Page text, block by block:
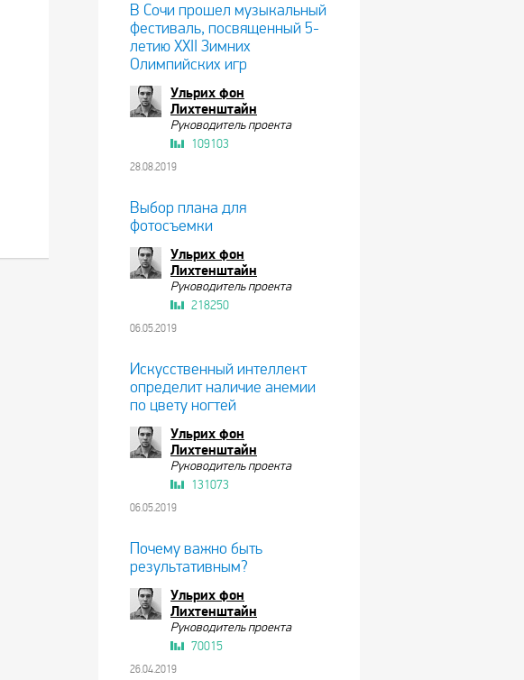
В Сочи прошел музыкальный
фестиваль, посвященный 5-
летию XXII Зимних
Олимпийских игр
Ульрих фон
Лихтенштайн
Руководитель проекта
109103
28.08.2019
Выбор плана для
фотосъемки
Ульрих фон
Лихтенштайн
Руководитель проекта
218250
06.05.2019
Искусственный интеллект
определит наличие анемии
по цвету ногтей
Ульрих фон
Лихтенштайн
Руководитель проекта
131073
06.05.2019
Почему важно быть
результативным?
Ульрих фон
Лихтенштайн
Руководитель проекта
70015
26.04.2019